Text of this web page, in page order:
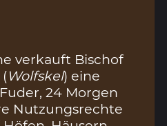
verkauft Bischof
Wolfskel) eine
24 Morgen
Nutzungsrechte